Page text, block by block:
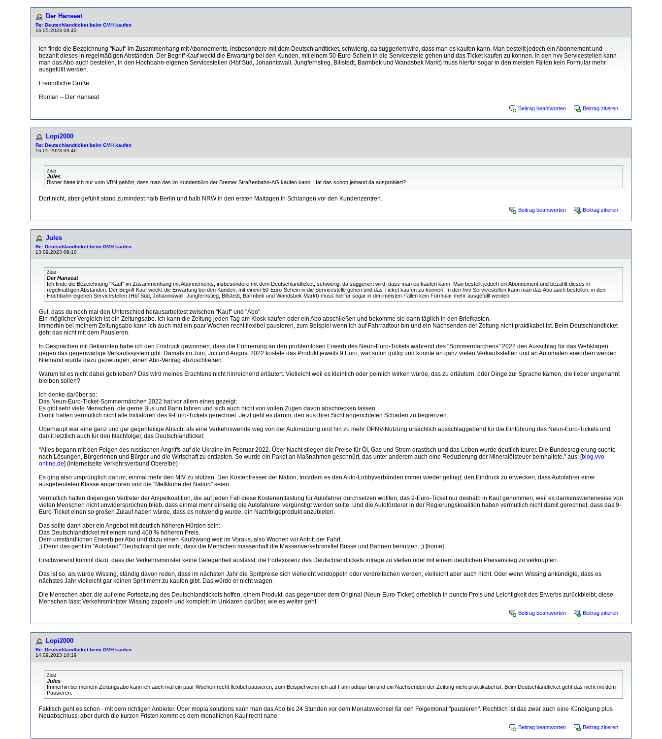
Der Hanseat
Re: Deutschlandticket beim GVH kaufen
16.05.2023 08:43
Ich finde die Bezeichnung "Kauf" im Zusammenhang mit Abonnements, insbesondere mit dem Deutschlandticket, schwierig, da suggeriert wird, dass man es kaufen kann. Man bestellt jedoch ein Abonnement und
bezahlt dieses in regelmäßigen Abständen. Der Begriff Kauf weckt die Erwartung bei den Kunden, mit einem 50-Euro-Schein in die Servicestelle gehen und das Ticket kaufen zu können. In den hvv Servicestellen kann
man das Abo auch bestellen, in den Hochbahn-eigenen Servicestellen (Hbf Süd, Johanniswall, Jungfernstieg, Billstedt, Barmbek und Wandsbek Markt) muss hierfür sogar in den meisten Fällen kein Formular mehr
ausgefüllt werden.
Freundliche Grüße
Roman – Der Hanseat
Beitrag beantworten Beitrag zitieren
Lopi2000
Re: Deutschlandticket beim GVH kaufen
16.05.2023 09:46
Zitat
Jules
Bisher hatte ich nur vom VBN gehört, dass man das im Kundenbüro der Bremer Straßenbahn-AG kaufen kann. Hat das schon jemand da ausprobiert?
Dort nicht, aber gefühlt stand zumindest halb Berlin und halb NRW in den ersten Maitagen in Schlangen vor den Kundenzentren.
Beitrag beantworten Beitrag zitieren
Jules
Re: Deutschlandticket beim GVH kaufen
13.09.2023 09:10
Zitat
Der Hanseat
Ich finde die Bezeichnung "Kauf" im Zusammenhang mit Abonnements, insbesondere mit dem Deutschlandticket, schwierig, da suggeriert wird, dass man es kaufen kann. Man bestellt jedoch ein Abonnement und bezahlt dieses in
regelmäßigen Abständen. Der Begriff Kauf weckt die Erwartung bei den Kunden, mit einem 50-Euro-Schein in die Servicestelle gehen und das Ticket kaufen zu können. In den hvv Servicestellen kann man das Abo auch bestellen, in den
Hochbahn-eigenen Servicestellen (Hbf Süd, Johanniswall, Jungfernstieg, Billstedt, Barmbek und Wandsbek Markt) muss hierfür sogar in den meisten Fällen kein Formular mehr ausgefüllt werden.
Gut, dass du noch mal den Unterschied herausarbeitest zwischen "Kauf" und "Abo".
Ein möglicher Vergleich ist ein Zeitungsabo. Ich kann die Zeitung jeden Tag am Kiosk kaufen oder ein Abo abschließen und bekomme sie dann täglich in den Briefkasten.
Immerhin bei meinem Zeitungsabo kann ich auch mal ein paar Wochen recht flexibel pausieren, zum Beispiel wenn ich auf Fahrradtour bin und ein Nachsenden der Zeitung nicht praktikabel ist. Beim Deutschlandticket
geht das nicht mit dem Pausieren.
In Gesprächen mit Bekannten habe ich den Eindruck gewonnen, dass die Erinnerung an den problemlosen Erwerb des Neun-Euro-Tickets während des "Sommermärchens" 2022 den Ausschlag für das Wehklagen
gegen das gegenwärtige Verkaufssystem gibt. Damals im Juni, Juli und August 2022 kostete das Produkt jeweils 9 Euro, war sofort gültig und konnte an ganz vielen Verkaufsstellen und an Automaten erworben werden.
Niemand wurde dazu gezwungen, einen Abo-Vertrag abzuschließen.
Warum ist es nicht dabei geblieben? Das wird meines Erachtens nicht hinreichend erläutert. Vielleicht weil es kleinlich oder peinlich wirken würde, das zu erläutern, oder Dinge zur Sprache kämen, die lieber ungenannt
bleiben sollen?
Ich denke darüber so:
Das Neun-Euro-Ticket-Sommermärchen 2022 hat vor allem eines gezeigt:
Es gibt sehr viele Menschen, die gerne Bus und Bahn fahren und sich auch nicht von vollen Zügen davon abschrecken lassen.
Damit hatten vermutlich nicht alle Initiatoren des 9-Euro-Tickets gerechnet. Jetzt geht es darum, den aus ihrer Sicht angerichteten Schaden zu begrenzen.
Überhaupt war eine ganz und gar gegenteilige Absicht als eine Verkehrswende weg von der Autonutzung und hin zu mehr ÖPNV-Nutzung ursächlich ausschlaggebend für die Einführung des Neun-Euro-Tickets und
damit letztlich auch für den Nachfolger, das Deutschlandticket:
"Alles begann mit den Folgen des russischen Angriffs auf die Ukraine im Februar 2022. Über Nacht stiegen die Preise für Öl, Gas und Strom drastisch und das Leben wurde deutlich teurer. Die Bundesregierung suchte
nach Lösungen, Bürgerinnen und Bürger und die Wirtschaft zu entlasten. So wurde ein Paket an Maßnahmen geschnürt, das unter anderem auch eine Reduzierung der Mineralölsteuer beinhaltete." aus: [blog.vvo-
online.de] (Internetseite Verkehrsverbund Oberelbe)
Es ging also ursprünglich darum, einmal mehr den MIV zu stützen. Den Kostenfresser der Nation, trotzdem es den Auto-Lobbyverbänden immer wieder gelingt, den Eindruck zu erwecken, dass Autofahrer einer
ausgebeuteten Klasse angehören und die "Melkkühe der Nation" seien.
Vermutlich hatten diejenigen Vertreter der Ampelkoalition, die auf jeden Fall diese Kostenentlastung für Autofahrer durchsetzen wollten, das 9-Euro-Ticket nur deshalb in Kauf genommen, weil es dankenswerterweise von
vielen Menschen nicht unwidersprochen blieb, dass einmal mehr einseitig die Autofahrerei vergünstigt werden sollte. Und die Autoförderer in der Regierungskoalition haben vermutlich nicht damit gerechnet, dass das 9-
Euro-Ticket einen so großen Zulauf haben würde, dass es notwendig wurde, ein Nachfolgeprodukt anzubieten.
Das sollte dann aber ein Angebot mit deutlich höheren Hürden sein:
Das Deutschlandticket mit einem rund 400 % höheren Preis.
Dem umständlichen Erwerb per Abo und dazu einen Kaufzwang weit im Voraus, also Wochen vor Antritt der Fahrt.
;) Denn das geht im "Autoland" Deutschland gar nicht, dass die Menschen massenhaft die Massenverkehrsmittel Busse und Bahnen benutzen. ;) [Ironie]
Erschwerend kommt dazu, dass der Verkehrsminister keine Gelegenheit auslässt, die Fortexistenz des Deutschlandtickets infrage zu stellen oder mit einem deutlichen Preisanstieg zu verknüpfen.
Das ist so, als würde Wissing, ständig davon reden, dass im nächsten Jahr die Spritpreise sich vielleicht verdoppeln oder verdreifachen werden, vielleicht aber auch nicht. Oder wenn Wissing ankündigte, dass es
nächstes Jahr vielleicht gar keinen Sprit mehr zu kaufen gibt. Das würde er nicht wagen.
Die Menschen aber, die auf eine Fortsetzung des Deutschlandtickets hoffen, einem Produkt, das gegenüber dem Original (Neun-Euro-Ticket) erheblich in puncto Preis und Leichtigkeit des Erwerbs zurückbleibt, diese
Menschen lässt Verkehrsminister Wissing zappeln und komplett im Unklaren darüber, wie es weiter geht.
Beitrag beantworten Beitrag zitieren
Lopi2000
Re: Deutschlandticket beim GVH kaufen
14.09.2023 10:19
Zitat
Jules
Immerhin bei meinem Zeitungsabo kann ich auch mal ein paar Wochen recht flexibel pausieren, zum Beispiel wenn ich auf Fahrradtour bin und ein Nachsenden der Zeitung nicht praktikabel ist. Beim Deutschlandticket geht das nicht mit dem
Pausieren.
Faktisch geht es schon - mit dem richtigen Anbieter. Über mopla.solutions kann man das Abo bis 24 Stunden vor dem Monatswechsel für den Folgemonat "pausieren". Rechtlich ist das zwar auch eine Kündigung plus
Neuabschluss, aber durch die kurzen Fristen kommt es dem monatlichen Kauf recht nahe.
Beitrag beantworten Beitrag zitieren